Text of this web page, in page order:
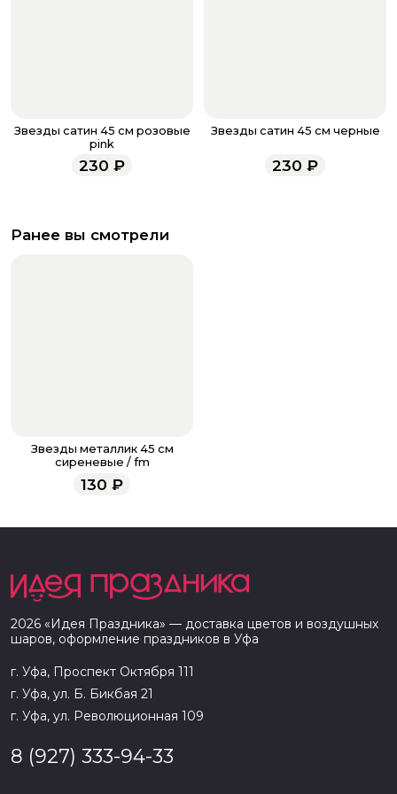
Звезды сатин 45 см розовые
pink
230 ₽
Звезды сатин 45 см черные
230 ₽
Ранее вы смотрели
Звезды металлик 45 см
сиреневые / fm
130 ₽
2026 «Идея Праздника» — доставка цветов и воздушных
шаров, оформление праздников в Уфа
г. Уфа, Проспект Октября 111
г. Уфа, ул. Б. Бикбая 21
г. Уфа, ул. Революционная 109
8 (927) 333-94-33